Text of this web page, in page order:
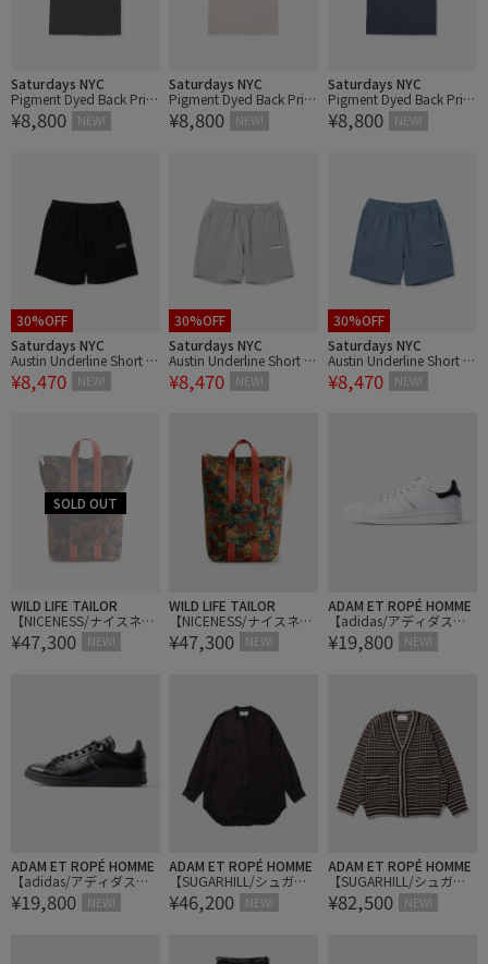
Saturdays NYC
Pigment Dyed Back Print
ed SS T-Shirt
¥8,800 NEW!
Saturdays NYC
Pigment Dyed Back Print
ed SS T-Shirt
¥8,800 NEW!
Saturdays NYC
Pigment Dyed Back Print
ed SS T-Shirt
¥8,800 NEW!
30%OFF
Saturdays NYC
Austin Underline Short P
ant
¥8,470 NEW!
30%OFF
Saturdays NYC
Austin Underline Short P
ant
¥8,470 NEW!
30%OFF
Saturdays NYC
Austin Underline Short P
ant
¥8,470 NEW!
WILD LIFE TAILOR
【NICENESS/ナイスネ
ス】P.VALE
¥47,300 NEW!
WILD LIFE TAILOR
【NICENESS/ナイスネ
ス】P.VALE
¥47,300 NEW!
ADAM ET ROPÉ HOMME
【adidas/アディダス】S
TANSMITH LUX
¥19,800 NEW!
ADAM ET ROPÉ HOMME
【adidas/アディダス】S
TANSMITH LUX
¥19,800 NEW!
ADAM ET ROPÉ HOMME
【SUGARHILL/シュガー
ヒル】TOP STITCH SHIR
¥46,200 NEW!
ADAM ET ROPÉ HOMME
【SUGARHILL/シュガー
ヒル】RAVEN KNIT CARD
IGUN
¥82,500 NEW!